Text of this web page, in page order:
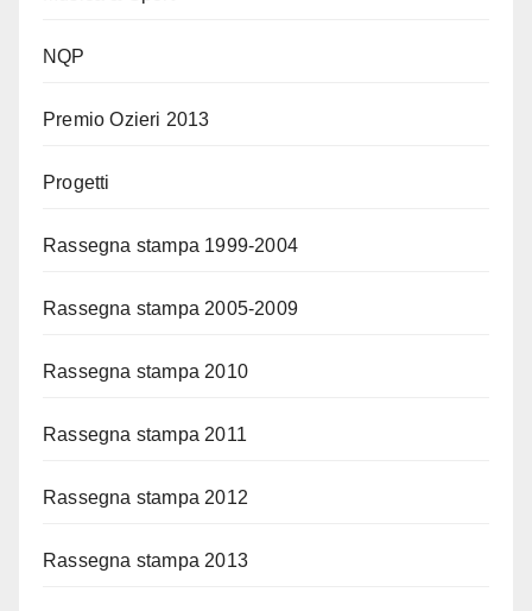
NQP
Premio Ozieri 2013
Progetti
Rassegna stampa 1999-2004
Rassegna stampa 2005-2009
Rassegna stampa 2010
Rassegna stampa 2011
Rassegna stampa 2012
Rassegna stampa 2013